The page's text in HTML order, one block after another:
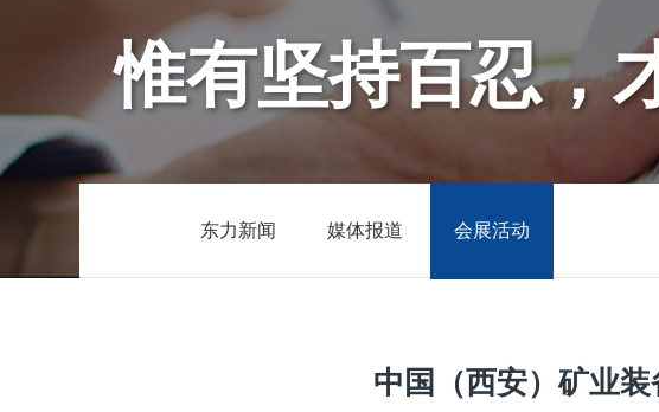
惟有坚持百忍，
东力新闻 媒体报道 会展活动
中国（西安）矿业